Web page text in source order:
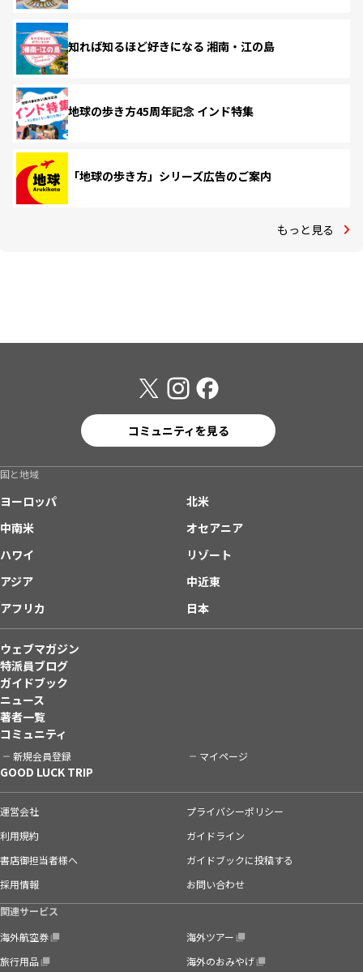
知れば知るほど好きになる 湘南・江の島
地球の歩き方45周年記念 インド特集
「地球の歩き方」シリーズ広告のご案内
もっと見る
コミュニティを見る
国と地域
ヨーロッパ
北米
中南米
オセアニア
ハワイ
リゾート
アジア
中近東
アフリカ
日本
ウェブマガジン
特派員ブログ
ガイドブック
ニュース
著者一覧
コミュニティ
新規会員登録 マイページ
GOOD LUCK TRIP
運営会社
プライバシーポリシー
利用規約
ガイドライン
書店御担当者様へ
ガイドブックに投稿する
採用情報
お問い合わせ
関連サービス
海外航空券
海外ツアー
旅行用品
海外のおみやげ